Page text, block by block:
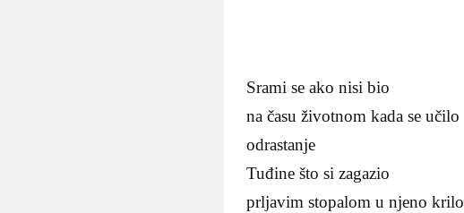
Srami se ako nisi bio
na času životnom kada se učilo
odrastanje
Tuđine što si zagazio
prljavim stopalom u njeno krilo